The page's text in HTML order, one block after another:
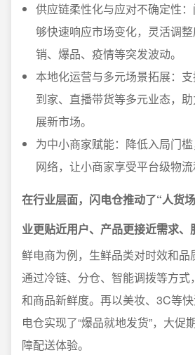
供应链柔性化与应对不确定性
够快速响应市场变化，灵活调
销、爆品、疫情等突发波动。
本地化运营与多元场景拓展：
到家、直播带货等多元业态，
展新市场。
为中小商家赋能：降低入局门
网络，让小商家享受平台级物流
在行业层面，闪电仓推动了“人货
业更贴近用户、产品更接近需求、
鲜电商为例，生鲜品类对时效和
通过冷链、分仓、智能调拨等方
和商品新鲜度。再以美妆、3C等
电仓实现了“爆品就地发货”，大促
障配送体验。